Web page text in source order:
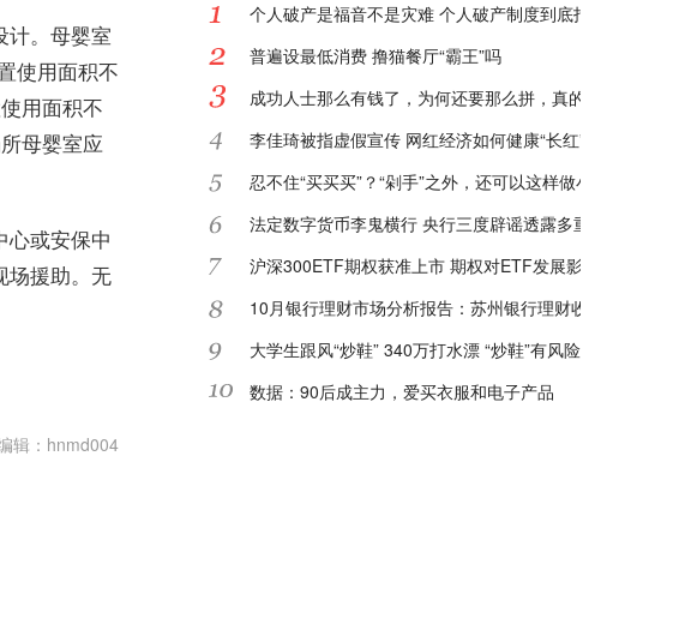
计。母婴室
使用面积不
用面积不
母婴室应
心或安保中
场援助。无
辑：hnmd004
个人破产是福音不是灾难 个人破产制度到底指的是什么?
普遍设最低消费 撸猫餐厅“霸王”吗
成功人士那么有钱了，为何还要那么拼，真的对钱那么
李佳琦被指虚假宣传 网红经济如何健康“长红”?
忍不住“买买买”？“剁手”之外，还可以这样做小额理财
法定数字货币李鬼横行 央行三度辟谣透露多重信息
沪深300ETF期权获准上市 期权对ETF发展影响深远
10月银行理财市场分析报告：苏州银行理财收益率进入
大学生跟风“炒鞋” 340万打水漂 “炒鞋”有风险该如何防范
数据：90后成主力，爱买衣服和电子产品